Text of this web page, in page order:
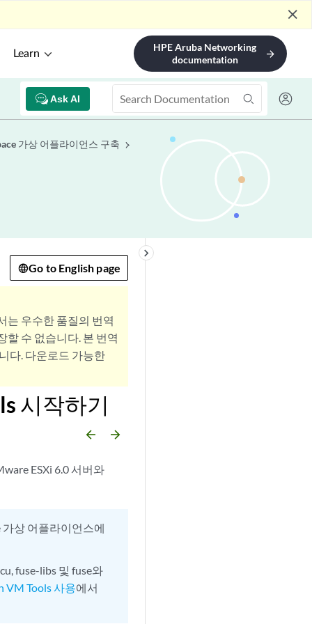
close
Learn
HPE Aruba Networking
documentation
arrow_forward
Ask AI
가상 어플라이언스 구축
keyboard_arrow_right
Go to English page
는 우수한 품질의 번역
할 수 없습니다. 본 번역
다. 다운로드 가능한
시작하기
arrow_backward arrow_forward
ESXi 6.0 서버와
가상 어플라이언스에
fuse-libs 및 fuse와
VM Tools 사용에서